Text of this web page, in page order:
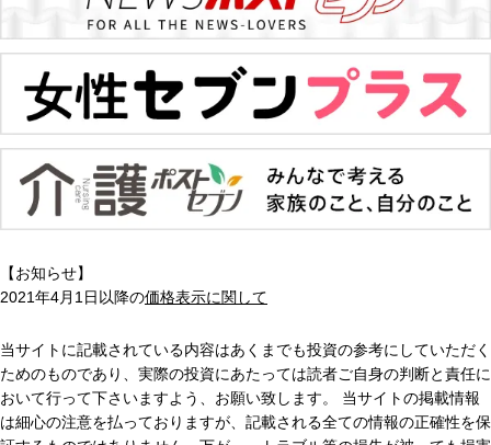
【お知らせ】
2021年4月1日以降の価格表示に関して
当サイトに記載されている内容はあくまでも投資の参考にしていただく
ためのものであり、実際の投資にあたっては読者ご自身の判断と責任に
おいて行って下さいますよう、お願い致します。 当サイトの掲載情報
は細心の注意を払っておりますが、記載される全ての情報の正確性を保